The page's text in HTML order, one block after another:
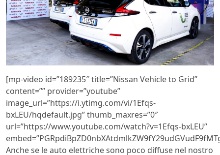
[mp-video id=”189235″ title=”Nissan Vehicle to Grid”
content=”” provider=”youtube”
image_url=”https://i.ytimg.com/vi/1Efqs-
bxLEU/hqdefault.jpg” thumb_maxres=”0″
url=”https://www.youtube.com/watch?v=1Efqs-bxLEU”
Anche se le auto elettriche sono poco diffuse nel nostro